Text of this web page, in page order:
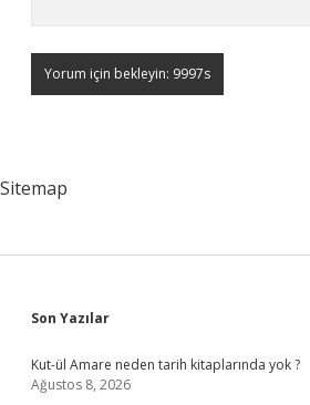
Sitemap
Sidebar
Son Yazılar
Kut-ül Amare neden tarih kitaplarında yok ?
Ağustos 8, 2026